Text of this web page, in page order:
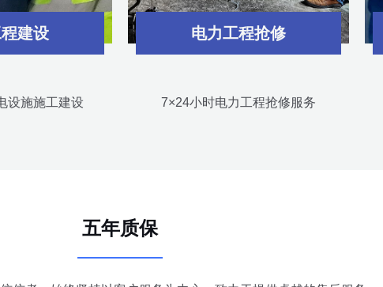
建设
设施施工建设
电力工程抢修
7×24小时电力工程抢修服务
五年质保